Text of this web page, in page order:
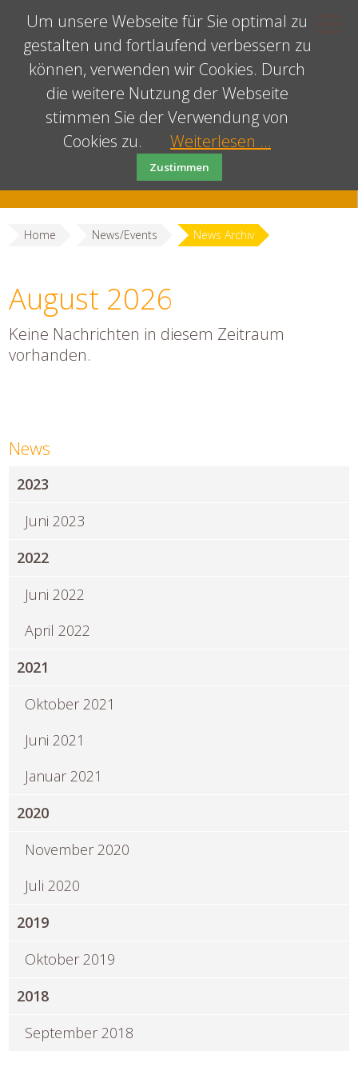
Home News/Events News Archiv
August 2026
Keine Nachrichten in diesem Zeitraum
vorhanden.
News
2023
Juni 2023
2022
Juni 2022
April 2022
2021
Oktober 2021
Juni 2021
Januar 2021
2020
November 2020
Juli 2020
2019
Oktober 2019
2018
September 2018
Um unsere Webseite für Sie optimal zu
gestalten und fortlaufend verbessern zu
können, verwenden wir Cookies. Durch
die weitere Nutzung der Webseite
stimmen Sie der Verwendung von
Cookies zu.
Weiterlesen …
Zustimmen